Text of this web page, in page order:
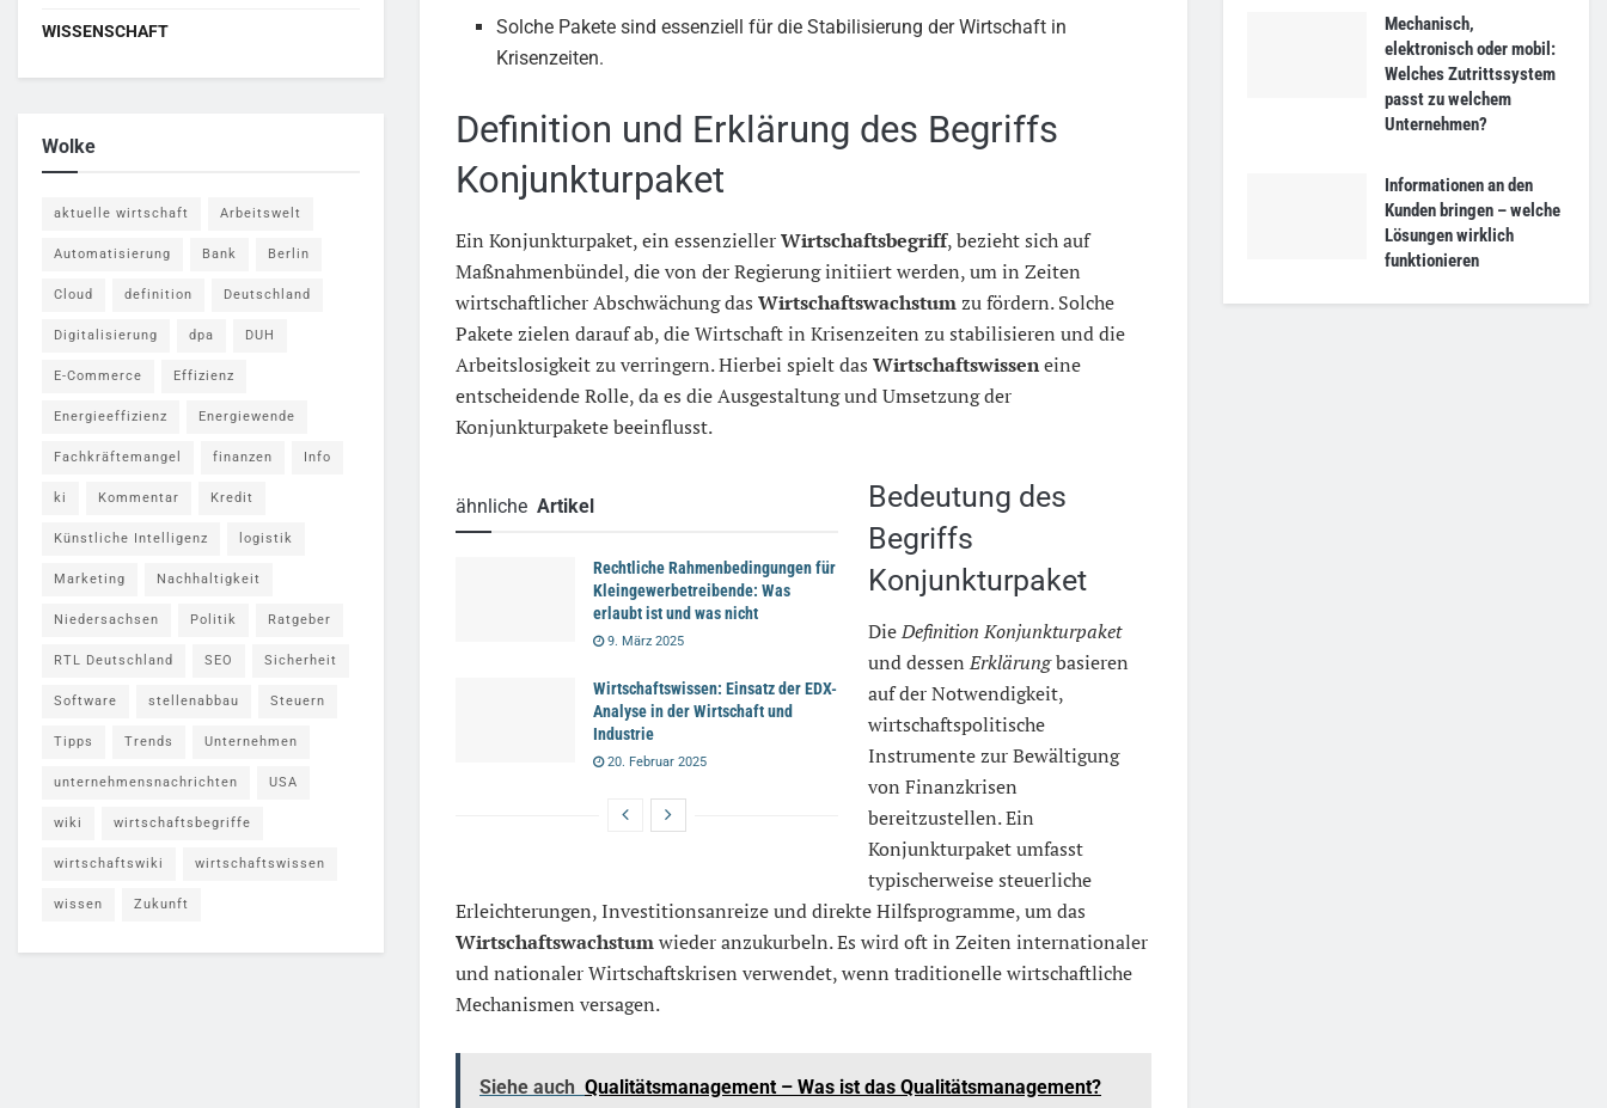
Solche Pakete sind essenziell für die Stabilisierung der Wirtschaft in
Krisenzeiten.
Definition und Erklärung des Begriffs
Konjunkturpaket
Ein Konjunkturpaket, ein essenziellerWirtschaftsbegriff, bezieht sich auf
Maßnahmenbündel, die von der Regierung initiiert werden, um in Zeiten
wirtschaftlicher Abschwächung das Wirtschaftswachstumzu fördern. Solche
Pakete zielen darauf ab, die Wirtschaft in Krisenzeiten zu stabilisieren und die
Arbeitslosigkeit zu verringern. Hierbei spielt das Wirtschaftswisseneine
entscheidende Rolle, da es die Ausgestaltung und Umsetzung der
Konjunkturpakete beeinflusst.
ähnliche Artikel
Rechtliche Rahmenbedingungen für
Kleingewerbetreibende: Was
erlaubt ist und was nicht
9. März 2025
Wirtschaftswissen: Einsatz der EDX-
Analyse in der Wirtschaft und
Industrie
20. Februar 2025
Bedeutung des
Begriffs
Konjunkturpaket
DieDefinition Konjunkturpaket
und dessenErklärungbasieren
auf der Notwendigkeit,
wirtschaftspolitische
Instrumente zur Bewältigung
von Finanzkrisen
bereitzustellen. Ein
Konjunkturpaket umfasst
typischerweise steuerliche
Erleichterungen, Investitionsanreize und direkte Hilfsprogramme, um das
Wirtschaftswachstumwieder anzukurbeln. Es wird oft in Zeiten internationaler
und nationaler Wirtschaftskrisen verwendet, wenn traditionelle wirtschaftliche
Mechanismen versagen.
Siehe auch Qualitätsmanagement – Was ist das Qualitätsmanagement?
WISSENSCHAFT
Wolke
aktuelle wirtschaft Arbeitswelt
Automatisierung Bank Berlin
Cloud definition Deutschland
Digitalisierung dpa DUH
E-Commerce Effizienz
Energieeffizienz Energiewende
Fachkräftemangel finanzen Info
ki Kommentar Kredit
Künstliche Intelligenz logistik
Marketing Nachhaltigkeit
Niedersachsen Politik Ratgeber
RTL Deutschland SEO Sicherheit
Software stellenabbau Steuern
Tipps Trends Unternehmen
unternehmensnachrichten USA
wiki wirtschaftsbegriffe
wirtschaftswiki wirtschaftswissen
wissen Zukunft
Mechanisch,
elektronisch oder mobil:
Welches Zutrittssystem
passt zu welchem
Unternehmen?
Informationen an den
Kunden bringen – welche
Lösungen wirklich
funktionieren